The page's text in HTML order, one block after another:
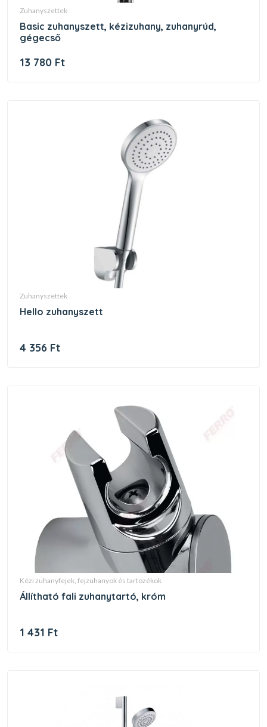
zuhanyszettek
basic zuhanyszett, kézizuhany, zuhanyrúd,
gégecső
13 780 Ft
zuhanyszettek
hello zuhanyszett
4 356 Ft
kézi zuhanyfejek, fejzuhanyok és tartozékok
állítható fali zuhanytartó, króm
1 431 Ft